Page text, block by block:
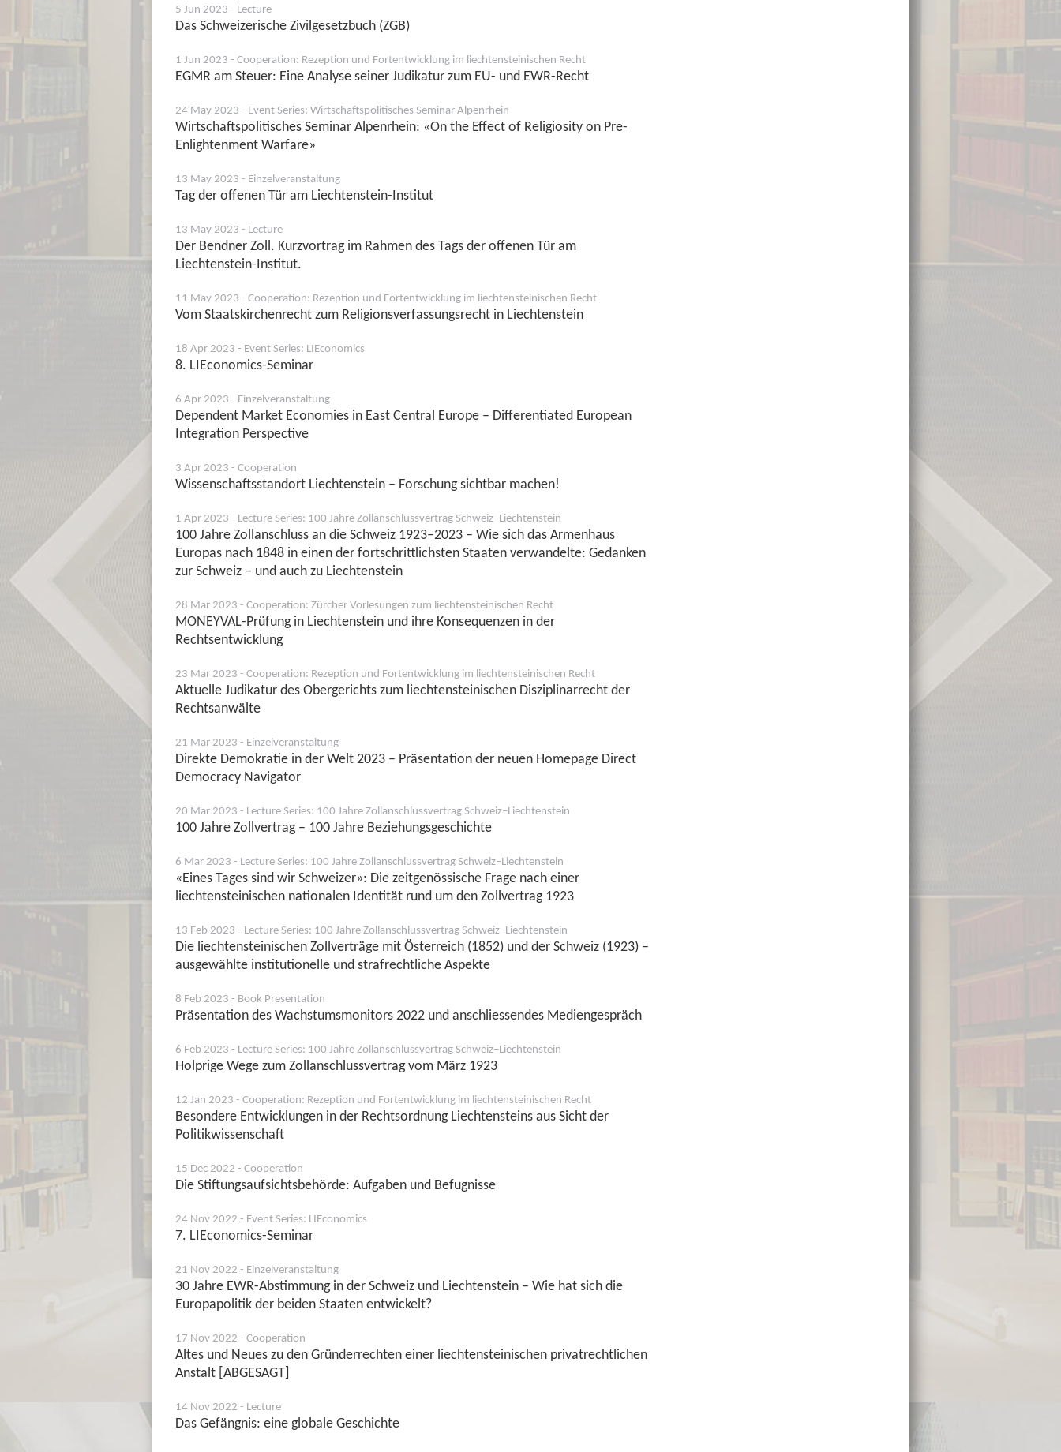
5 Jun 2023 - Lecture
Das Schweizerische Zivilgesetzbuch (ZGB)
1 Jun 2023 - Cooperation: Rezeption und Fortentwicklung im liechtensteinischen Recht
EGMR am Steuer: Eine Analyse seiner Judikatur zum EU- und EWR-Recht
24 May 2023 - Event Series: Wirtschaftspolitisches Seminar Alpenrhein
Wirtschaftspolitisches Seminar Alpenrhein: «On the Effect of Religiosity on Pre-
Enlightenment Warfare»
13 May 2023 - Einzelveranstaltung
Tag der offenen Tür am Liechtenstein-Institut
13 May 2023 - Lecture
Der Bendner Zoll. Kurzvortrag im Rahmen des Tags der offenen Tür am
Liechtenstein-Institut.
11 May 2023 - Cooperation: Rezeption und Fortentwicklung im liechtensteinischen Recht
Vom Staatskirchenrecht zum Religionsverfassungsrecht in Liechtenstein
18 Apr 2023 - Event Series: LIEconomics
8. LIEconomics-Seminar
6 Apr 2023 - Einzelveranstaltung
Dependent Market Economies in East Central Europe – Differentiated European
Integration Perspective
3 Apr 2023 - Cooperation
Wissenschaftsstandort Liechtenstein – Forschung sichtbar machen!
1 Apr 2023 - Lecture Series: 100 Jahre Zollanschlussvertrag Schweiz–Liechtenstein
100 Jahre Zollanschluss an die Schweiz 1923–2023 – Wie sich das Armenhaus
Europas nach 1848 in einen der fortschrittlichsten Staaten verwandelte: Gedanken
zur Schweiz – und auch zu Liechtenstein
28 Mar 2023 - Cooperation: Zürcher Vorlesungen zum liechtensteinischen Recht
MONEYVAL-Prüfung in Liechtenstein und ihre Konsequenzen in der
Rechtsentwicklung
23 Mar 2023 - Cooperation: Rezeption und Fortentwicklung im liechtensteinischen Recht
Aktuelle Judikatur des Obergerichts zum liechtensteinischen Disziplinarrecht der
Rechtsanwälte
21 Mar 2023 - Einzelveranstaltung
Direkte Demokratie in der Welt 2023 – Präsentation der neuen Homepage Direct
Democracy Navigator
20 Mar 2023 - Lecture Series: 100 Jahre Zollanschlussvertrag Schweiz–Liechtenstein
100 Jahre Zollvertrag – 100 Jahre Beziehungsgeschichte
6 Mar 2023 - Lecture Series: 100 Jahre Zollanschlussvertrag Schweiz–Liechtenstein
«Eines Tages sind wir Schweizer»: Die zeitgenössische Frage nach einer
liechtensteinischen nationalen Identität rund um den Zollvertrag 1923
13 Feb 2023 - Lecture Series: 100 Jahre Zollanschlussvertrag Schweiz–Liechtenstein
Die liechtensteinischen Zollverträge mit Österreich (1852) und der Schweiz (1923) –
ausgewählte institutionelle und strafrechtliche Aspekte
8 Feb 2023 - Book Presentation
Präsentation des Wachstumsmonitors 2022 und anschliessendes Mediengespräch
6 Feb 2023 - Lecture Series: 100 Jahre Zollanschlussvertrag Schweiz–Liechtenstein
Holprige Wege zum Zollanschlussvertrag vom März 1923
12 Jan 2023 - Cooperation: Rezeption und Fortentwicklung im liechtensteinischen Recht
Besondere Entwicklungen in der Rechtsordnung Liechtensteins aus Sicht der
Politikwissenschaft
15 Dec 2022 - Cooperation
Die Stiftungsaufsichtsbehörde: Aufgaben und Befugnisse
24 Nov 2022 - Event Series: LIEconomics
7. LIEconomics-Seminar
21 Nov 2022 - Einzelveranstaltung
30 Jahre EWR-Abstimmung in der Schweiz und Liechtenstein – Wie hat sich die
Europapolitik der beiden Staaten entwickelt?
17 Nov 2022 - Cooperation
Altes und Neues zu den Gründerrechten einer liechtensteinischen privatrechtlichen
Anstalt [ABGESAGT]
14 Nov 2022 - Lecture
Das Gefängnis: eine globale Geschichte